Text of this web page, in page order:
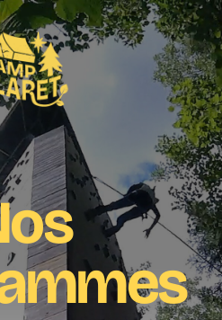
Camp
Claret